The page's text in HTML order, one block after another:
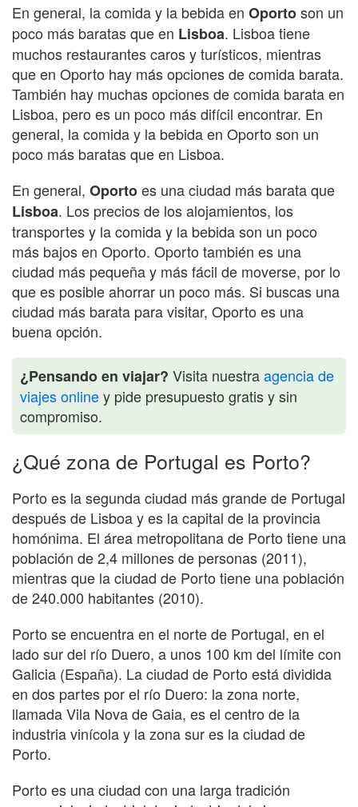
En general, la comida y la bebida en Oportoson un
poco más baratas que en Lisboa. Lisboa tiene
muchos restaurantes caros y turísticos, mientras
que en Oporto hay más opciones de comida barata.
También hay muchas opciones de comida barata en
Lisboa, pero es un poco más difícil encontrar. En
general, la comida y la bebida en Oporto son un
poco más baratas que en Lisboa.
En general, Oportoes una ciudad más barata que
Lisboa. Los precios de los alojamientos, los
transportes y la comida y la bebida son un poco
más bajos en Oporto. Oporto también es una
ciudad más pequeña y más fácil de moverse, por lo
que es posible ahorrar un poco más. Si buscas una
ciudad más barata para visitar, Oporto es una
buena opción.
¿Pensando en viajar? Visita nuestraagencia de
viajes onliney pide presupuesto gratis y sin
compromiso.
¿Qué zona de Portugal es Porto?
Porto es la segunda ciudad más grande de Portugal
después de Lisboa y es la capital de la provincia
homónima. El área metropolitana de Porto tiene una
población de 2,4 millones de personas (2011),
mientras que la ciudad de Porto tiene una población
de 240.000 habitantes (2010).
Porto se encuentra en el norte de Portugal, en el
lado sur del río Duero, a unos 100 km del límite con
Galicia (España). La ciudad de Porto está dividida
en dos partes por el río Duero: la zona norte,
llamada Vila Nova de Gaia, es el centro de la
industria vinícola y la zona sur es la ciudad de
Porto.
Porto es una ciudad con una larga tradición